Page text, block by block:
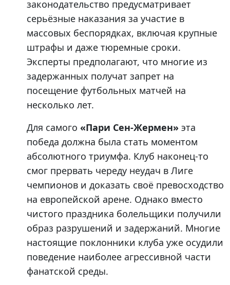
законодательство предусматривает
серьёзные наказания за участие в
массовых беспорядках, включая крупные
штрафы и даже тюремные сроки.
Эксперты предполагают, что многие из
задержанных получат запрет на
посещение футбольных матчей на
несколько лет.
Для самого «Пари Сен-Жермен» эта
победа должна была стать моментом
абсолютного триумфа. Клуб наконец-то
смог прервать череду неудач в Лиге
чемпионов и доказать своё превосходство
на европейской арене. Однако вместо
чистого праздника болельщики получили
образ разрушений и задержаний. Многие
настоящие поклонники клуба уже осудили
поведение наиболее агрессивной части
фанатской среды.